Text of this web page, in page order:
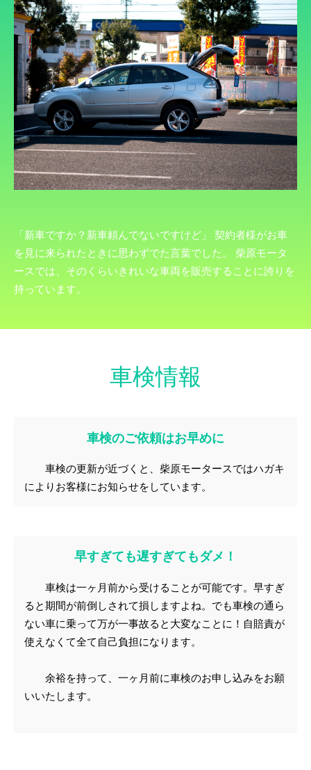
「新車ですか？新車頼んでないですけど」 契約者様がお車
を見に来られたときに思わずでた言葉でした。 柴原モータ
ースでは、そのくらいきれいな車両を販売することに誇りを
持っています。
車検情報
車検のご依頼はお早めに
車検の更新が近づくと、柴原モータースではハガキ
によりお客様にお知らせをしています。
早すぎても遅すぎてもダメ！
車検は一ヶ月前から受けることが可能です。早すぎ
ると期間が前倒しされて損しますよね。でも車検の通ら
ない車に乗って万が一事故ると大変なことに！自賠責が
使えなくて全て自己負担になります。
余裕を持って、一ヶ月前に車検のお申し込みをお願
いいたします。